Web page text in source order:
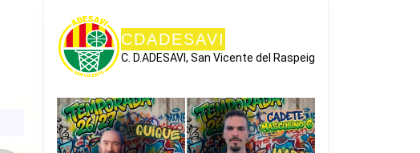
CDADESAVI
C. D.ADESAVI, San Vicente del Raspeig